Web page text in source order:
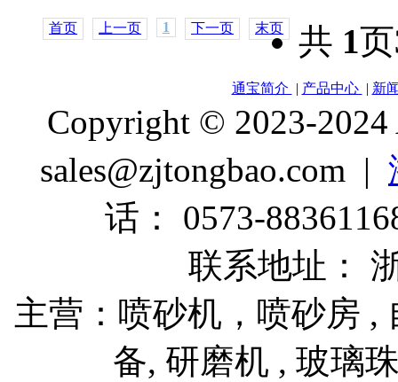
首页 上一页 1 下一页 末页 共 1页
通宝简介 | 产品中心 | 新
Copyright © 2023-
sales@zjtongbao.com |
话： 0573-
联系地址：
主营：喷砂机，喷砂房 ,
备, 研磨机 , 玻璃